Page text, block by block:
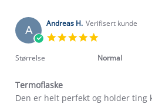
A Andreas H. Verifisert kunde
rating
Størrelse Normal
Termoflaske
Review
review
Den er helt perfekt og holder ting